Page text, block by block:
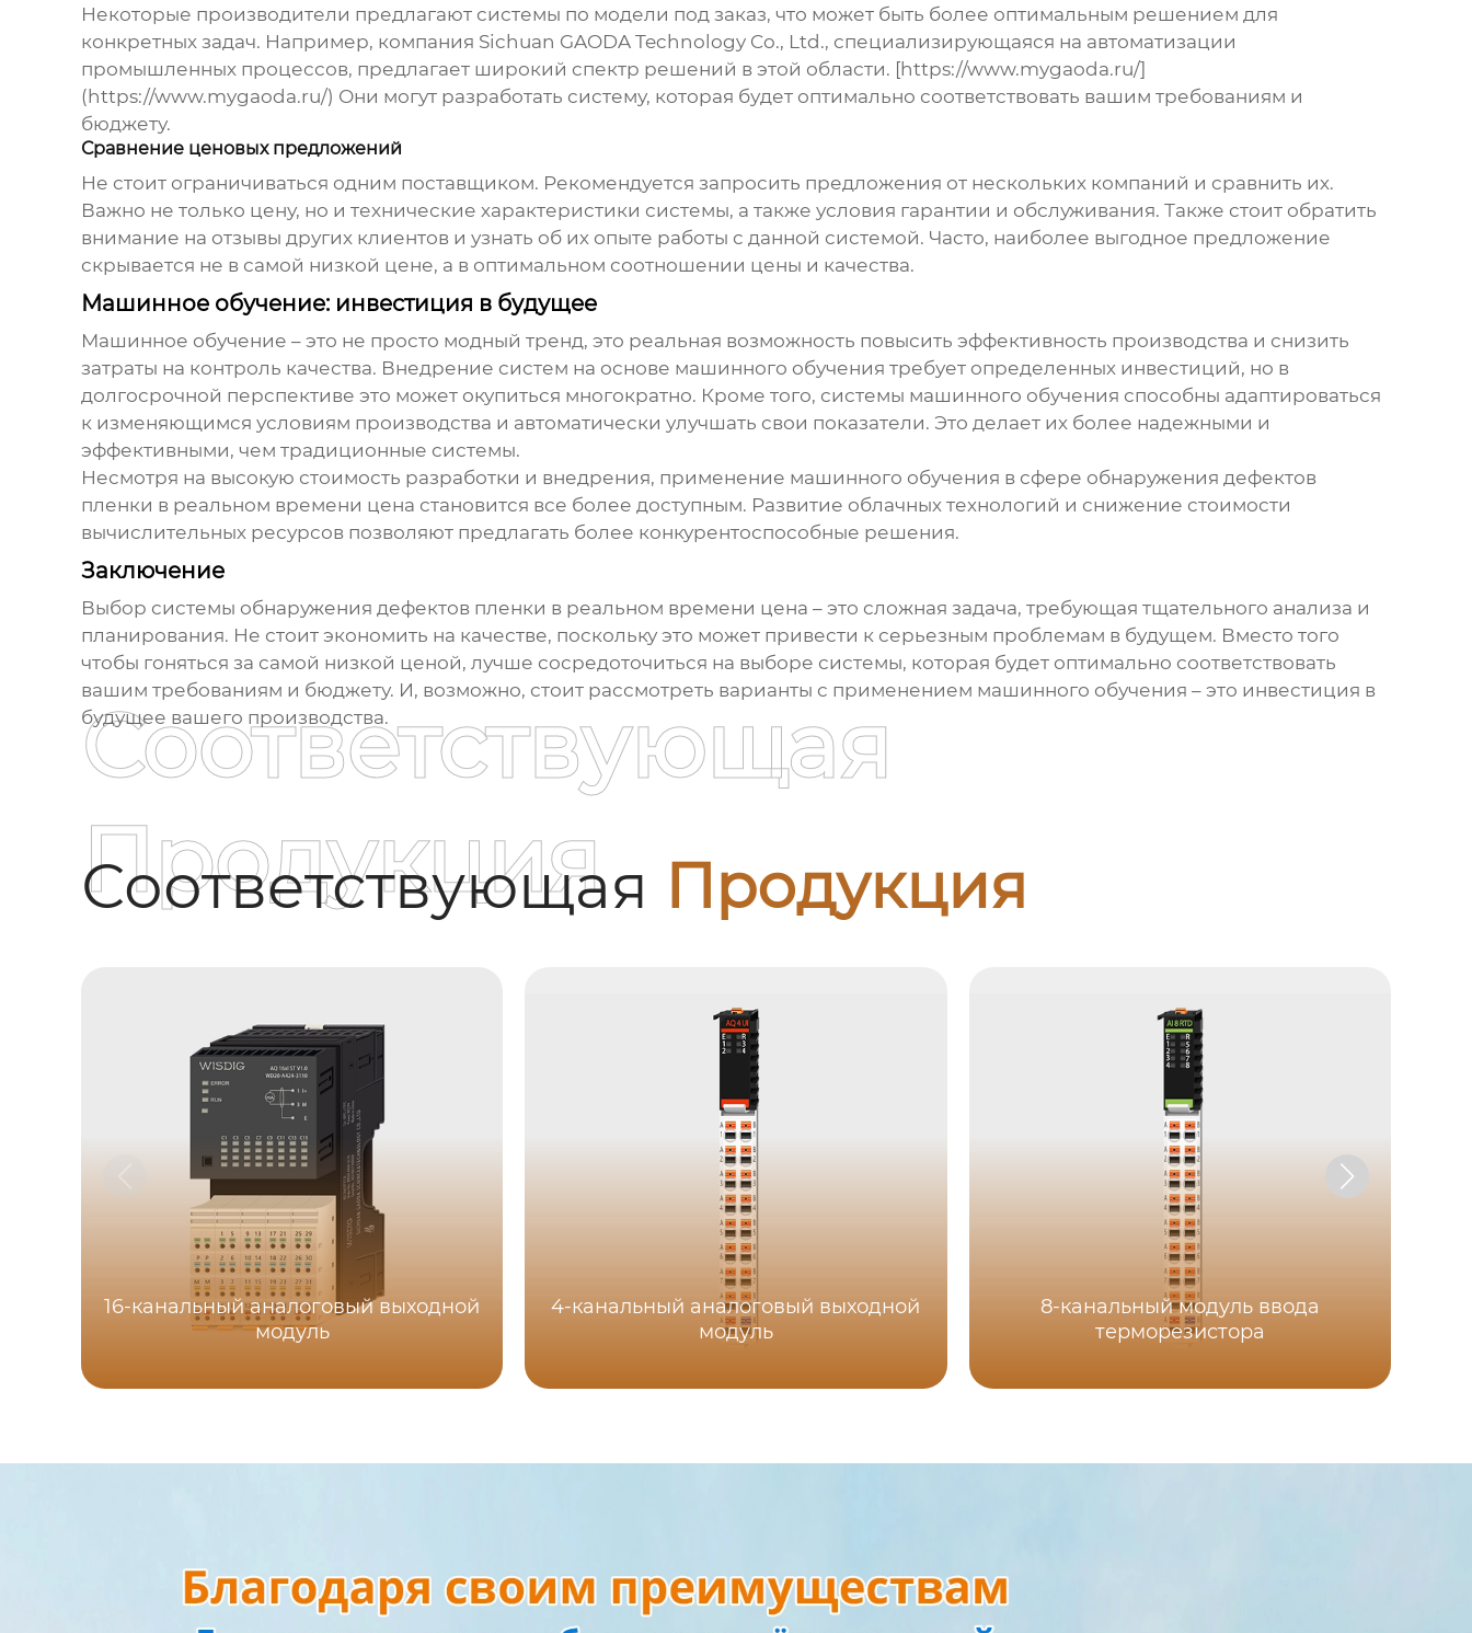
Некоторые производители предлагают системы по модели под заказ, что может быть более оптимальным решением для
конкретных задач. Например, компания Sichuan GAODA Technology Co., Ltd., специализирующаяся на автоматизации
промышленных процессов, предлагает широкий спектр решений в этой области. [https://www.mygaoda.ru/]
(https://www.mygaoda.ru/) Они могут разработать систему, которая будет оптимально соответствовать вашим требованиям и
бюджету.
Сравнение ценовых предложений
Не стоит ограничиваться одним поставщиком. Рекомендуется запросить предложения от нескольких компаний и сравнить их.
Важно не только цену, но и технические характеристики системы, а также условия гарантии и обслуживания. Также стоит обратить
внимание на отзывы других клиентов и узнать об их опыте работы с данной системой. Часто, наиболее выгодное предложение
скрывается не в самой низкой цене, а в оптимальном соотношении цены и качества.
Машинное обучение: инвестиция в будущее
Машинное обучение – это не просто модный тренд, это реальная возможность повысить эффективность производства и снизить
затраты на контроль качества. Внедрение систем на основе машинного обучения требует определенных инвестиций, но в
долгосрочной перспективе это может окупиться многократно. Кроме того, системы машинного обучения способны адаптироваться
к изменяющимся условиям производства и автоматически улучшать свои показатели. Это делает их более надежными и
эффективными, чем традиционные системы.
Несмотря на высокую стоимость разработки и внедрения, применение машинного обучения в сфере обнаружения дефектов
пленки в реальном времени цена становится все более доступным. Развитие облачных технологий и снижение стоимости
вычислительных ресурсов позволяют предлагать более конкурентоспособные решения.
Заключение
Выбор системы обнаружения дефектов пленки в реальном времени цена – это сложная задача, требующая тщательного анализа и
планирования. Не стоит экономить на качестве, поскольку это может привести к серьезным проблемам в будущем. Вместо того
чтобы гоняться за самой низкой ценой, лучше сосредоточиться на выборе системы, которая будет оптимально соответствовать
вашим требованиям и бюджету. И, возможно, стоит рассмотреть варианты с применением машинного обучения – это инвестиция в
будущее вашего производства.
Соответствующая Продукция
Соответствующая
Продукция
16-канальный аналоговый выходной
модуль
4-канальный аналоговый выходной
модуль
8-канальный модуль ввода
терморезистора